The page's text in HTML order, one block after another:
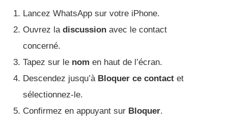
Lancez WhatsApp sur votre iPhone.
Ouvrez la discussion avec le contact
concerné.
Tapez sur le nom en haut de l’écran.
Descendez jusqu’à Bloquer ce contact et
sélectionnez-le.
Confirmez en appuyant sur Bloquer.